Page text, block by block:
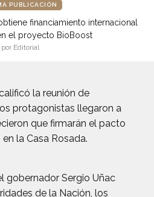
PUBLICACIÓN
financiamiento internacional
el proyecto BioBoost
por Editorial
la reunión de
protagonistas llegaron a
que firmarán el pacto
la Casa Rosada.
gobernador Sergio Uñac
de la Nación, los